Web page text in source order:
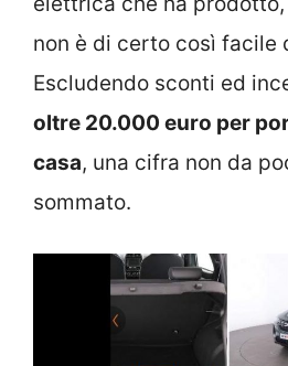
non è di certo così facile
Escludendo sconti ed
oltre 20.000 euro per
casa, una cifra non da
sommato.